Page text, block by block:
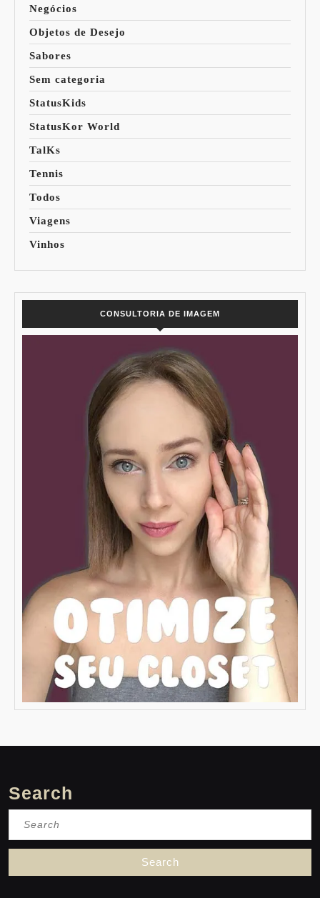
Negócios
Objetos de Desejo
Sabores
Sem categoria
StatusKids
StatusKor World
TalKs
Tennis
Todos
Viagens
Vinhos
CONSULTORIA DE IMAGEM
Search